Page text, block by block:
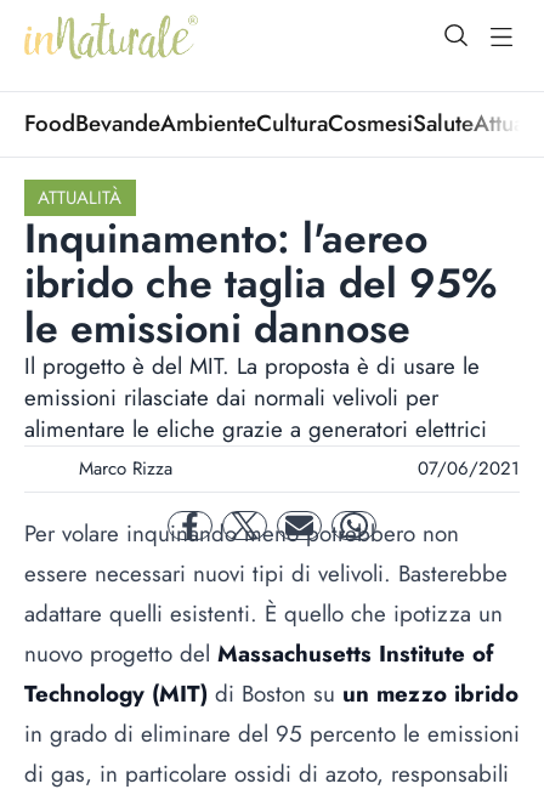
open
FoodBevandeAmbienteCulturaCosmesiSalute
ATTUALITÀ
Inquinamento: l'aereo
ibrido che taglia del 95%
le emissioni dannose
Il progetto è del MIT. La proposta è di usare le
emissioni rilasciate dai normali velivoli per
alimentare le eliche grazie a generatori elettrici
Marco Rizza 07/06/2021
facebooktwitter mail whatsapp
Per volare inquinando meno potrebbero non
essere necessari nuovi tipi di velivoli. Basterebbe
adattare quelli esistenti. È quello che ipotizza un
nuovo progetto del Massachusetts Institute of
Technology (MIT) di Boston su un mezzo ibrido
in grado di eliminare del 95 percento le emissioni
di gas, in particolare ossidi di azoto, responsabili